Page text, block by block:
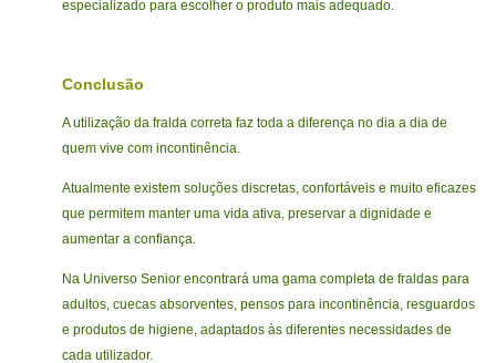
especializado para escolher o produto mais adequado.
Conclusão
A utilização da fralda correta faz toda a diferença no dia a dia de
quem vive com incontinência.
Atualmente existem soluções discretas, confortáveis e muito eficazes
que permitem manter uma vida ativa, preservar a dignidade e
aumentar a confiança.
Na Universo Senior encontrará uma gama completa de fraldas para
adultos, cuecas absorventes, pensos para incontinência, resguardos
e produtos de higiene, adaptados às diferentes necessidades de
cada utilizador.